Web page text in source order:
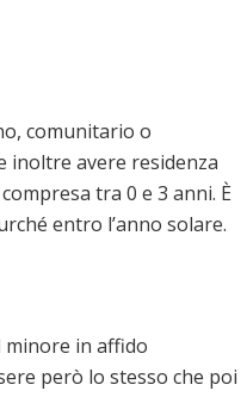
comunitario o
inoltre avere residenza
tra 0 e 3 anni. È
entro l’anno solare.
in affido
però lo stesso che poi